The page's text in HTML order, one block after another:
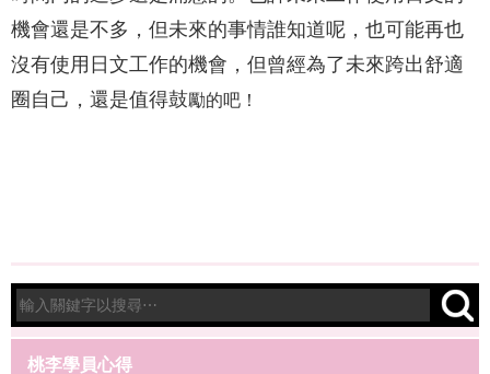
機會還是不多，但未來的事情誰知道呢，也可能再也
沒有使用日文工作的機會，但曾經為了未來跨出舒適
圈自己，還是值得鼓勵的吧！
桃李學員心得